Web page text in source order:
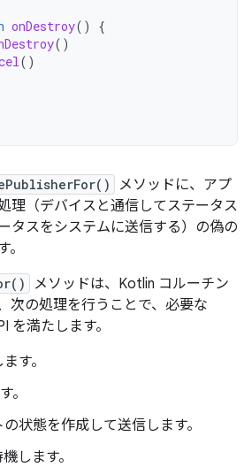
onDestroy()
{
()
()
メソッドに、アプ
理（デバイスと通信してステータス
タスをシステムに送信する）の偽の
メソッドは、Kotlin コルーチン
次の処理を行うことで、必要な
を満たします。
す。
。
状態を作成して送信します。
します。